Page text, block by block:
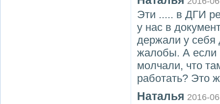
Эти ..... в ДГИ
у нас в
держали у себя
жалобы. А если
молчали, что
работать? Это
Наталья 2016-